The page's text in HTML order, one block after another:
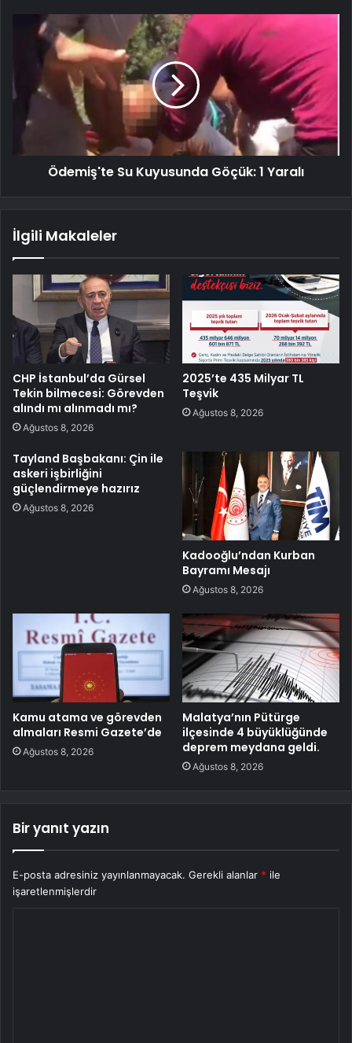
Ödemiş'te Su Kuyusunda Göçük: 1 Yaralı
İlgili Makaleler
CHP İstanbul’da Gürsel
Tekin bilmecesi: Görevden
alındı mı alınmadı mı?
Ağustos 8, 2026
2025’te 435 Milyar TL
Teşvik
Ağustos 8, 2026
Tayland Başbakanı: Çin ile
askeri işbirliğini
güçlendirmeye hazırız
Ağustos 8, 2026
Kadooğlu’ndan Kurban
Bayramı Mesajı
Ağustos 8, 2026
Kamu atama ve görevden
almaları Resmi Gazete’de
Ağustos 8, 2026
Malatya’nın Pütürge
ilçesinde 4 büyüklüğünde
deprem meydana geldi.
Ağustos 8, 2026
Bir yanıt yazın
E-posta adresiniz yayınlanmayacak. Gerekli alanlar * ile
işaretlenmişlerdir